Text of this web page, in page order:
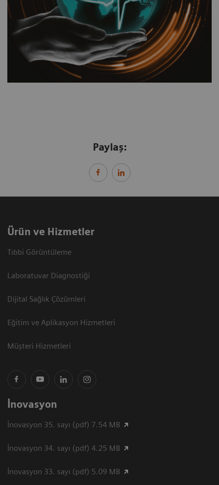
Paylaş:
Ürün ve Hizmetler
Tıbbi Görüntüleme
Laboratuvar Diagnostiği
Dijital Sağlık Çözümleri
Eğitim ve Aplikasyon Hizmetleri
Müşteri Hizmetleri
İnovasyon
İnovasyon 35. sayı (pdf) 7.54 MB
İnovasyon 34. sayı (pdf) 4.25 MB
İnovasyon 33. sayı (pdf) 5.09 MB